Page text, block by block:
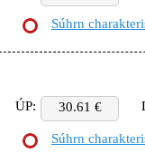
Súhrn
ÚP: 30.61 €
Súhrn